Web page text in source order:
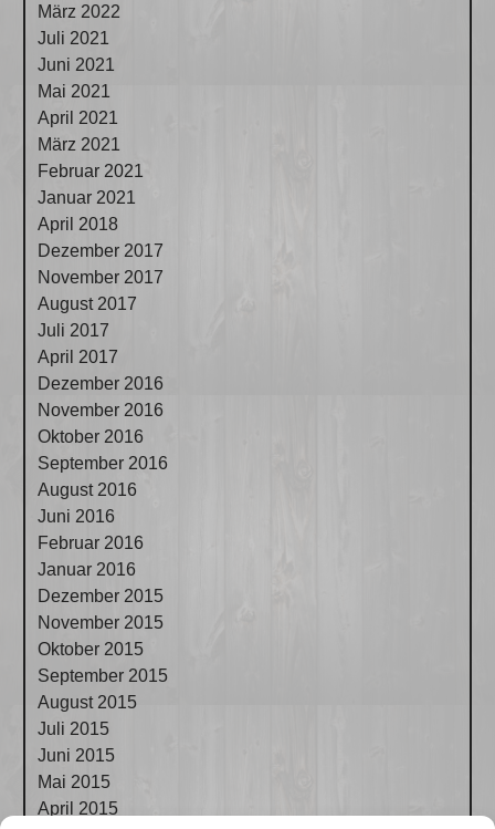
März 2022
Juli 2021
Juni 2021
Mai 2021
April 2021
März 2021
Februar 2021
Januar 2021
April 2018
Dezember 2017
November 2017
August 2017
Juli 2017
April 2017
Dezember 2016
November 2016
Oktober 2016
September 2016
August 2016
Juni 2016
Februar 2016
Januar 2016
Dezember 2015
November 2015
Oktober 2015
September 2015
August 2015
Juli 2015
Juni 2015
Mai 2015
April 2015